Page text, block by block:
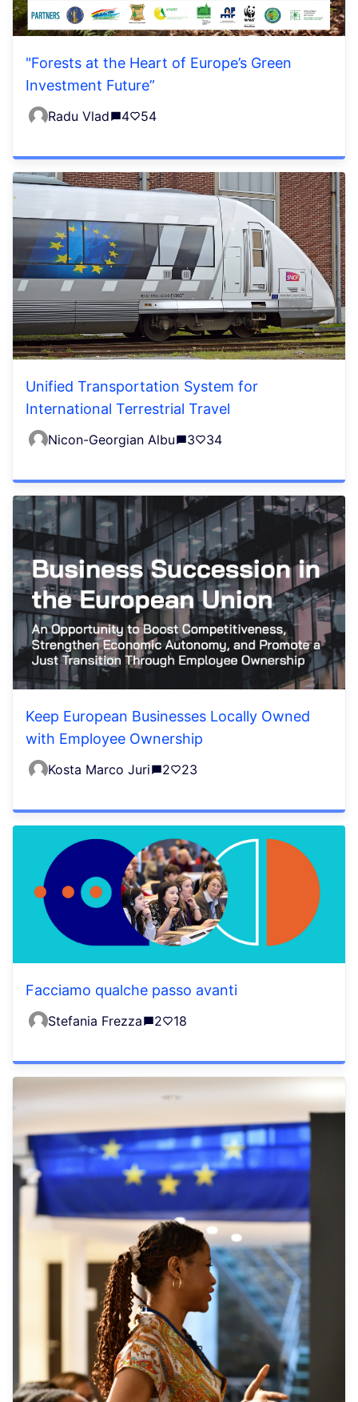
"Forests at the Heart of Europe’s Green
Investment Future”
Radu Vlad 4 54
Unified Transportation System for
International Terrestrial Travel
Nicon-Georgian Albu 3 34
Keep European Businesses Locally Owned
with Employee Ownership
Kosta Marco Juri 2 23
Facciamo qualche passo avanti
Stefania Frezza 2 18